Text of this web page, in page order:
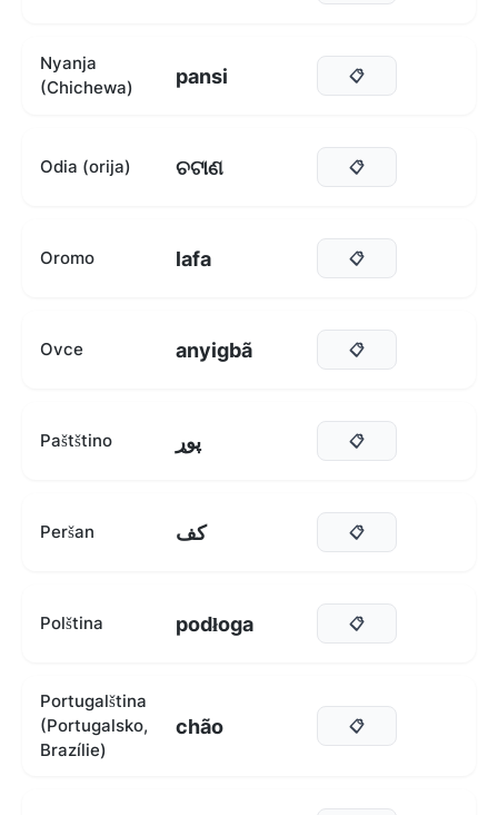
Nyanja
(Chichewa)
pansi 📋
Odia (orija) ଚଟାଣ 📋
Oromo lafa 📋
Ovce anyigbã 📋
Paštštino پوړ 📋
Peršan کف 📋
Polština podłoga 📋
Portugalština
(Portugalsko,
Brazílie)
chão 📋